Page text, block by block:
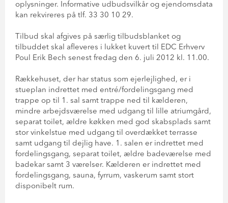
oplysninger. Informative udbudsvilkår og ejendomsdata
kan rekvireres på tlf. 33 30 10 29.
Tilbud skal afgives på særlig tilbudsblanket og
tilbuddet skal afleveres i lukket kuvert til EDC Erhverv
Poul Erik Bech senest fredag den 6. juli 2012 kl. 11.00.
Rækkehuset, der har status som ejerlejlighed, er i
stueplan indrettet med entré/fordelingsgang med
trappe op til 1. sal samt trappe ned til kælderen,
mindre arbejdsværelse med udgang til lille atriumgård,
separat toilet, ældre køkken med god skabsplads samt
stor vinkelstue med udgang til overdækket terrasse
samt udgang til dejlig have. 1. salen er indrettet med
fordelingsgang, separat toilet, ældre badeværelse med
badekar samt 3 værelser. Kælderen er indrettet med
fordelingsgang, sauna, fyrrum, vaskerum samt stort
disponibelt rum.